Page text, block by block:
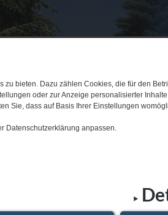
bieten. Dazu zählen Cookies, die für den
oder zur Anzeige personalisierter
Sie, dass auf Basis Ihrer Einstellungen
Datenschutzerklärung anpassen.